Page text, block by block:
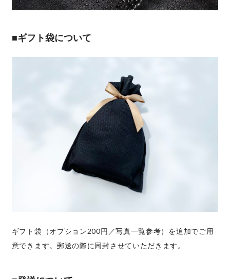
■ギフト袋について
ギフト袋（オプション200円／写真一覧参考）を追加でご用
意できます。郵送の際に同封させていただきます。